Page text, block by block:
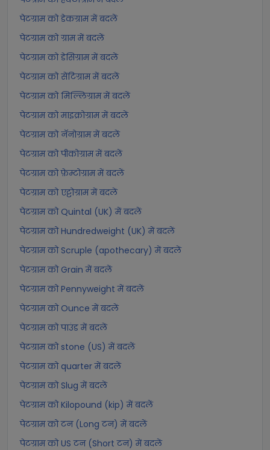
पेटग्राम को डेकग्राम में बदलें
पेटग्राम को ग्राम में बदलें
पेटग्राम को डेसिग्राम में बदलें
पेटग्राम को सेंटिग्राम में बदलें
पेटग्राम को मिल्लिग्राम में बदलें
पेटग्राम को माइक्रोग्राम में बदलें
पेटग्राम को नॅनोग्राम में बदलें
पेटग्राम को पीकोग्राम में बदलें
पेटग्राम को फ़ेम्टोग्राम में बदलें
पेटग्राम को एट्टोग्राम में बदलें
पेटग्राम को Quintal (UK) में बदलें
पेटग्राम को Hundredweight (UK) में बदलें
पेटग्राम को Scruple (apothecary) में बदलें
पेटग्राम को Grain में बदलें
पेटग्राम को Pennyweight में बदलें
पेटग्राम को Ounce में बदलें
पेटग्राम को पाउंड में बदलें
पेटग्राम को stone (US) में बदलें
पेटग्राम को quarter में बदलें
पेटग्राम को Slug में बदलें
पेटग्राम को Kilopound (kip) में बदलें
पेटग्राम को टन (Long टन) में बदलें
पेटग्राम को US टन (Short टन) में बदलें